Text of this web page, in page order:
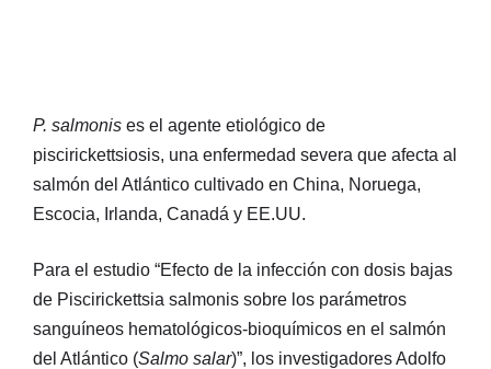
P. salmonis es el agente etiológico de
piscirickettsiosis, una enfermedad severa que afecta al
salmón del Atlántico cultivado en China, Noruega,
Escocia, Irlanda, Canadá y EE.UU.
Para el estudio “Efecto de la infección con dosis bajas
de Piscirickettsia salmonis sobre los parámetros
sanguíneos hematológicos-bioquímicos en el salmón
del Atlántico (Salmo salar)”, los investigadores Adolfo